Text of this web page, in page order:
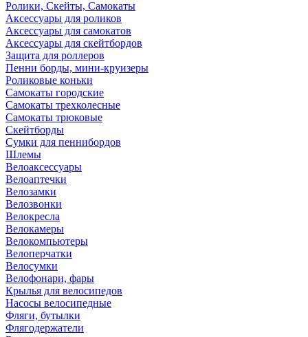
Ролики, Скейты, Самокаты
Аксессуары для роликов
Аксессуары для самокатов
Аксессуары для скейтбордов
Защита для роллеров
Пенни борды, мини-круизеры
Роликовые коньки
Самокаты городские
Самокаты трехколесные
Самокаты трюковые
Скейтборды
Сумки для пеннибордов
Шлемы
Велоаксессуары
Велоаптечки
Велозамки
Велозвонки
Велокресла
Велокамеры
Велокомпьютеры
Велоперчатки
Велосумки
Велофонари, фары
Крылья для велосипедов
Насосы велосипедные
Фляги, бутылки
Флягодержатели